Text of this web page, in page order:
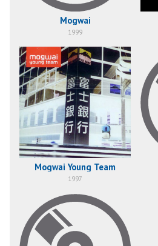
Mogwai
1999
Mogwai Young Team
1997